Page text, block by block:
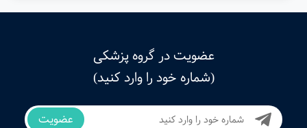
عضویت در گروه پزشکی
(شماره خود را وارد کنید)
عضویت